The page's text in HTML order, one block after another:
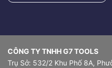
CÔNG TY TNHH G7 TOOLS
Trụ Sở: 532/2 Khu Phố 8A,